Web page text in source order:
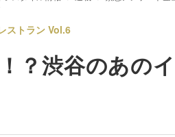
ストラン Vol.6
？渋谷のあの